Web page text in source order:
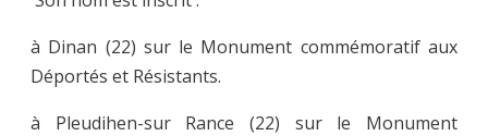
à Dinan (22) sur le Monument commémoratif aux
Déportés et Résistants.
à Pleudihen-sur Rance (22) sur le Monument